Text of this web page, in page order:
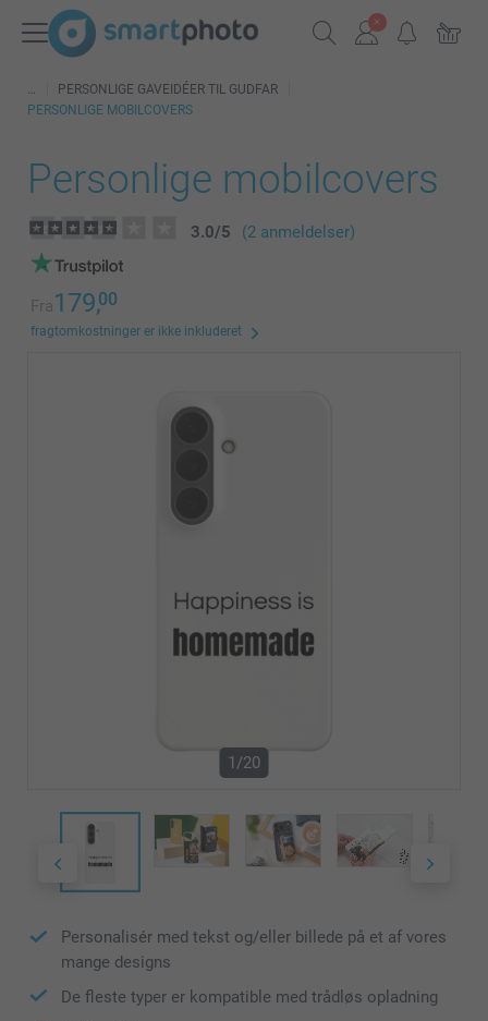
PERSONLIGE GAVEIDÉER TIL GUDFAR
PERSONLIGE MOBILCOVERS
Personlige mobilcovers
3.0/5 (2 anmeldelser)
Fra179,00
fragtomkostninger er ikke inkluderet
1/20
Personalisér med tekst og/eller billede på et af vores
mange designs
De fleste typer er kompatible med trådløs opladning